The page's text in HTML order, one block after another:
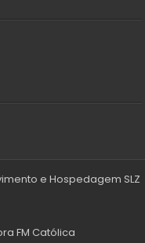
e Hospedagem SLZ
FM Católica